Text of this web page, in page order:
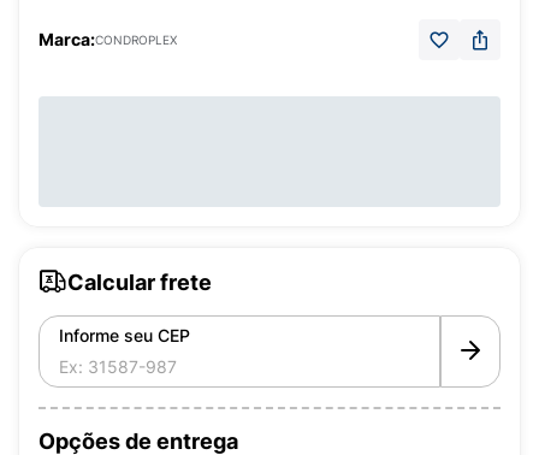
Marca:CONDROPLEX
Calcular frete
Informe seu CEP
Opções de entrega